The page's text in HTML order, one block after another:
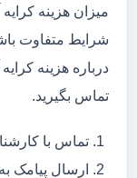
میزان هزینه
شرایط متفاوت
درباره هزینه
تماس بگیرید.
تماس با
ارسال پیامک